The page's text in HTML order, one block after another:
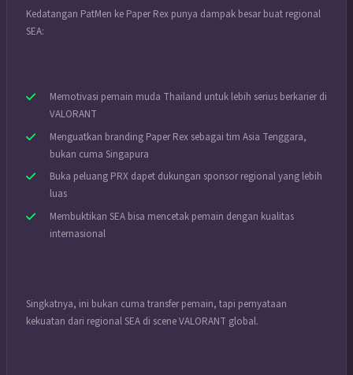
Kedatangan PatMen ke Paper Rex punya dampak besar buat regional
SEA:
Memotivasi pemain muda Thailand untuk lebih serius berkarier di
VALORANT
Menguatkan branding Paper Rex sebagai tim Asia Tenggara,
bukan cuma Singapura
Buka peluang PRX dapet dukungan sponsor regional yang lebih
luas
Membuktikan SEA bisa mencetak pemain dengan kualitas
internasional
Singkatnya, ini bukan cuma transfer pemain, tapi pernyataan
kekuatan dari regional SEA di scene VALORANT global.